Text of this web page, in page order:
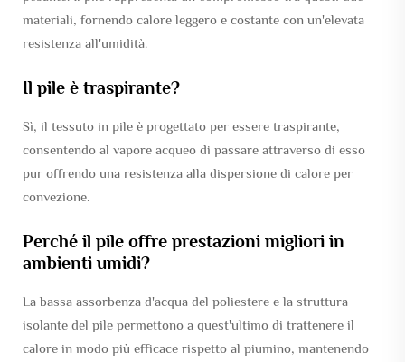
materiali, fornendo calore leggero e costante con un'elevata
resistenza all'umidità.
Il pile è traspirante?
Sì, il tessuto in pile è progettato per essere traspirante,
consentendo al vapore acqueo di passare attraverso di esso
pur offrendo una resistenza alla dispersione di calore per
convezione.
Perché il pile offre prestazioni migliori in
ambienti umidi?
La bassa assorbenza d'acqua del poliestere e la struttura
isolante del pile permettono a quest'ultimo di trattenere il
calore in modo più efficace rispetto al piumino, mantenendo